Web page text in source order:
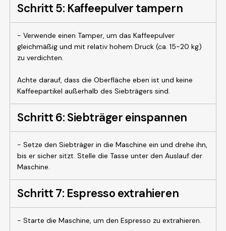
Schritt 5: Kaffeepulver tampern
- Verwende einen Tamper, um das Kaffeepulver
gleichmäßig und mit relativ hohem Druck (ca. 15-20 kg)
zu verdichten.
Achte darauf, dass die Oberfläche eben ist und keine
Kaffeepartikel außerhalb des Siebträgers sind.
Schritt 6: Siebträger einspannen
- Setze den Siebträger in die Maschine ein und drehe ihn,
bis er sicher sitzt. Stelle die Tasse unter den Auslauf der
Maschine.
Schritt 7: Espresso extrahieren
- Starte die Maschine, um den Espresso zu extrahieren.